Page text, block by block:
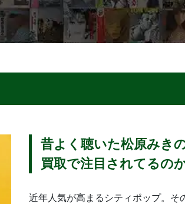
昔よく聴いた松原みき
買取で注目されてるの
近年人気が高まるシティポップ。そ